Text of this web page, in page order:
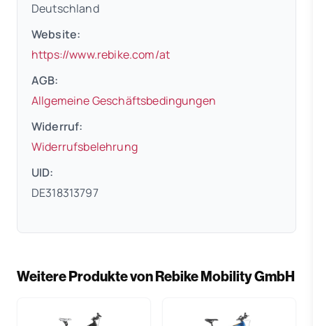
Deutschland
Website:
https://www.rebike.com/at(öffnet in neuem Tab)
AGB:
Allgemeine Geschäftsbedingungen(öffnet in neuem
Widerruf:
Widerrufsbelehrung(öffnet in neuem Tab)
UID:
DE318313797
Weitere Produkte von Rebike Mobility GmbH